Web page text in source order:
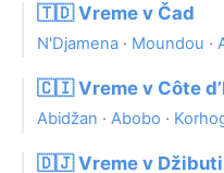
🇹🇩 Vreme v Čad
N'Djamena · Moundou ·
🇨🇮 Vreme v Côte
Abidžan · Abobo ·
🇩🇯 Vreme v Džibuti